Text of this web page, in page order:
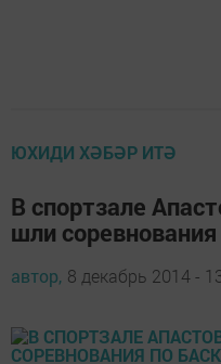
ЮХИДИ ХӘБӘР ИТӘ
В спортзале
шли
автор, 8 декабрь 2014 -